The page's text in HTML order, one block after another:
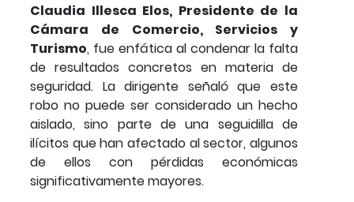
Claudia Illesca Elos, Presidente de la
Cámara de Comercio, Servicios y
Turismo, fue enfática al condenar la falta
de resultados concretos en materia de
seguridad. La dirigente señaló que este
robo no puede ser considerado un hecho
aislado, sino parte de una seguidilla de
ilícitos que han afectado al sector, algunos
de ellos con pérdidas económicas
significativamente mayores.